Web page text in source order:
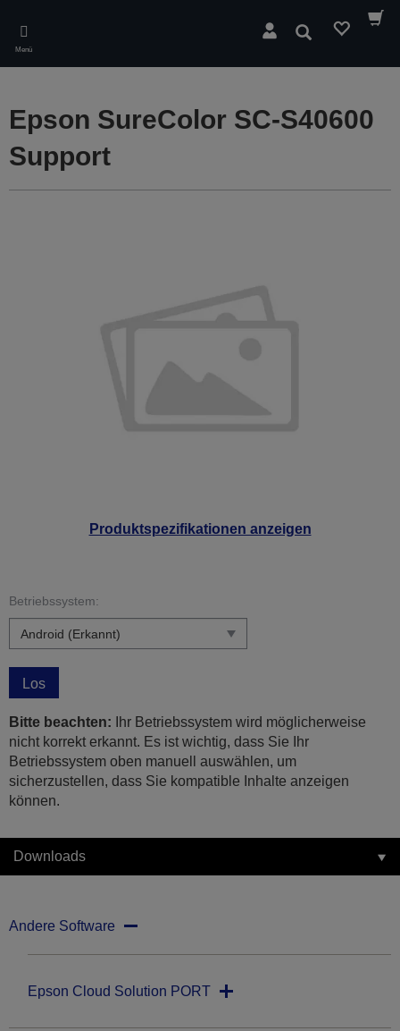
main
content
Menü
Suchen
Produktspezifikationen anzeigen
Epson SureColor SC-S40600
Support
Betriebssystem:
Los
Bitte beachten: Ihr Betriebssystem wird möglicherweise
nicht korrekt erkannt. Es ist wichtig, dass Sie Ihr
Betriebssystem oben manuell auswählen, um
sicherzustellen, dass Sie kompatible Inhalte anzeigen
können.
Downloads
Andere Software
Epson Cloud Solution PORT